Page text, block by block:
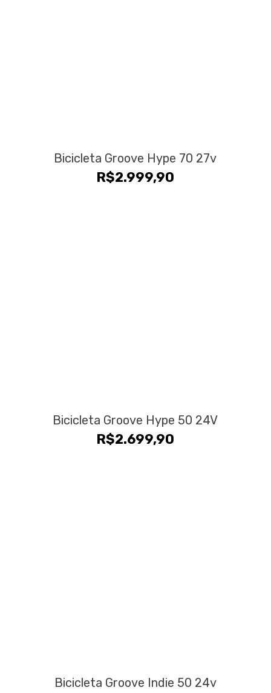
Bicicleta Groove Hype 70 27v
R$2.999,90
Bicicleta Groove Hype 50 24V
R$2.699,90
Bicicleta Groove Indie 50 24v